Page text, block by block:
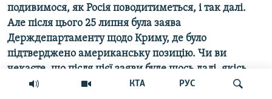
КТА РУС
подивимося, як Росія поводитиметься, і так далі.
Але після цього 25 липня була заява
Держдепартаменту щодо Криму, де було
підтверджено американську позицію. Чи ви
чекаєте, що після цієї заяви буде щось далі, якісь
наступні кроки?